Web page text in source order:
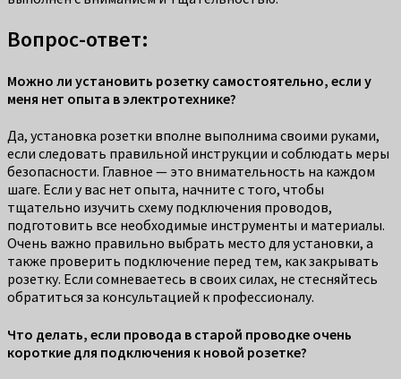
Вопрос-ответ:
Можно ли установить розетку самостоятельно, если у
меня нет опыта в электротехнике?
Да, установка розетки вполне выполнима своими руками,
если следовать правильной инструкции и соблюдать меры
безопасности. Главное — это внимательность на каждом
шаге. Если у вас нет опыта, начните с того, чтобы
тщательно изучить схему подключения проводов,
подготовить все необходимые инструменты и материалы.
Очень важно правильно выбрать место для установки, а
также проверить подключение перед тем, как закрывать
розетку. Если сомневаетесь в своих силах, не стесняйтесь
обратиться за консультацией к профессионалу.
Что делать, если провода в старой проводке очень
короткие для подключения к новой розетке?